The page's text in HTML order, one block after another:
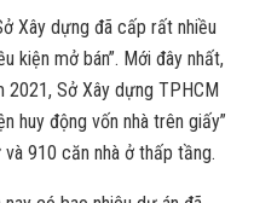
Xây dựng đã cấp rất nhiều
kiện mở bán”. Mới đây nhất,
Sở Xây dựng TPHCM
huy động vốn nhà trên giấy”
910 căn nhà ở thấp tầng.